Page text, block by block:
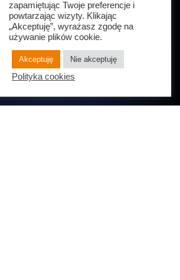
zapamiętując Twoje preferencje i
powtarzając wizyty. Klikając
„Akceptuję”, wyrażasz zgodę na
używanie plików cookie.
Akceptuję Nie akceptuję
Polityka cookies